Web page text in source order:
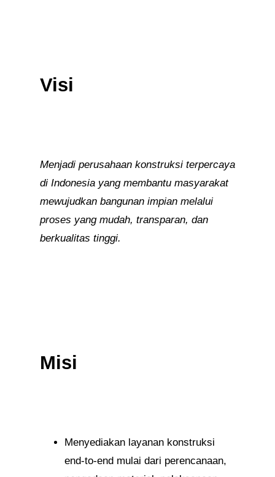
Visi
Menjadi perusahaan konstruksi terpercaya
di Indonesia yang membantu masyarakat
mewujudkan bangunan impian melalui
proses yang mudah, transparan, dan
berkualitas tinggi.
Misi
Menyediakan layanan konstruksi
end-to-end mulai dari perencanaan,